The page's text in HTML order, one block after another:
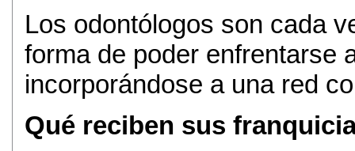
Los odontólogos son cada
forma de poder enfrentarse
incorporándose a una red
Qué reciben sus